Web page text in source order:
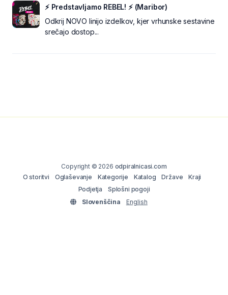
⚡ Predstavljamo REBEL! ⚡ (Maribor)
Odkrij NOVO linijo izdelkov, kjer vrhunske sestavine
srečajo dostop...
Copyright © 2026 odpiralnicasi.com
O storitvi
Oglaševanje Kategorije Katalog Države
Kraji
Podjetja
Splošni pogoji
Slovenščina
English